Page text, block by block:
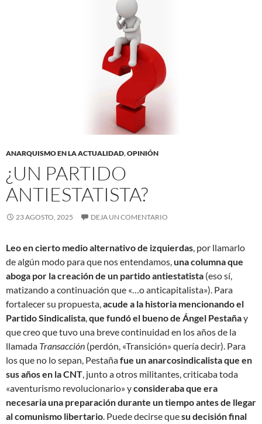
ANARQUISMO EN LA ACTUALIDAD,OPINIÓN
¿UN PARTIDO
ANTIESTATISTA?
23 AGOSTO, 2025 DEJA UN COMENTARIO
Leo en cierto medio alternativo de izquierdas, por llamarlo
de algún modo para que nos entendamos,una columna que
aboga por la creación de un partido antiestatista (eso sí,
matizando a continuación que «…o anticapitalista»). Para
fortalecer su propuesta,acude a la historia mencionando el
Partido Sindicalista,que fundó el bueno de Ángel Pestañay
que creo que tuvo una breve continuidad en los años de la
llamada Transacción (perdón, «Transición» quería decir). Para
los que no lo sepan, Pestañafue un anarcosindicalista que en
sus años en la CNT, junto a otros militantes, criticaba toda
«aventurismo revolucionario» yconsideraba que era
necesaria una preparación durante un tiempo antes de llegar
al comunismo libertario. Puede decirse quesu decisión final